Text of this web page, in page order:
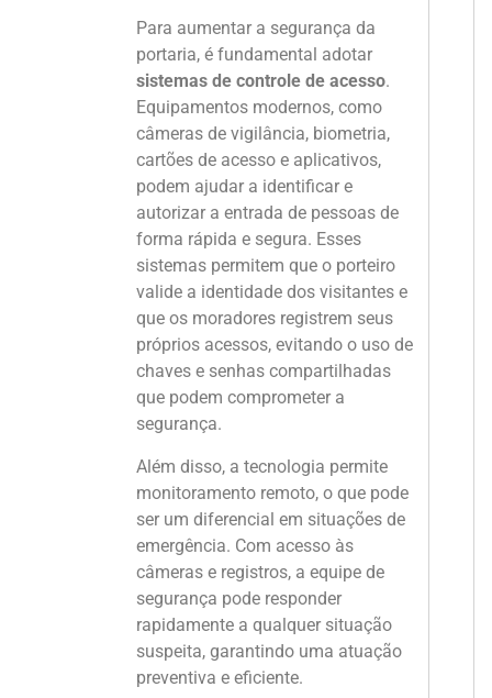
Para aumentar a segurança da
portaria, é fundamental adotar
sistemas de controle de acesso.
Equipamentos modernos, como
câmeras de vigilância, biometria,
cartões de acesso e aplicativos,
podem ajudar a identificar e
autorizar a entrada de pessoas de
forma rápida e segura. Esses
sistemas permitem que o porteiro
valide a identidade dos visitantes e
que os moradores registrem seus
próprios acessos, evitando o uso de
chaves e senhas compartilhadas
que podem comprometer a
segurança.
Além disso, a tecnologia permite
monitoramento remoto, o que pode
ser um diferencial em situações de
emergência. Com acesso às
câmeras e registros, a equipe de
segurança pode responder
rapidamente a qualquer situação
suspeita, garantindo uma atuação
preventiva e eficiente.